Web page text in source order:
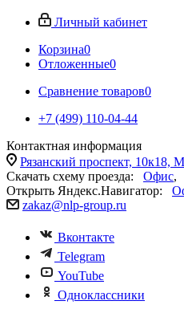
Личный кабинет
Корзина0
Отложенные0
Сравнение товаров0
+7 (499) 110-04-44
Контактная информация
Рязанский проспект, 10к18,
Скачать схему проезда: Офис,
Открыть Яндекс.Навигатор:
zakaz@nlp-group.ru
Вконтакте
Telegram
YouTube
Одноклассники